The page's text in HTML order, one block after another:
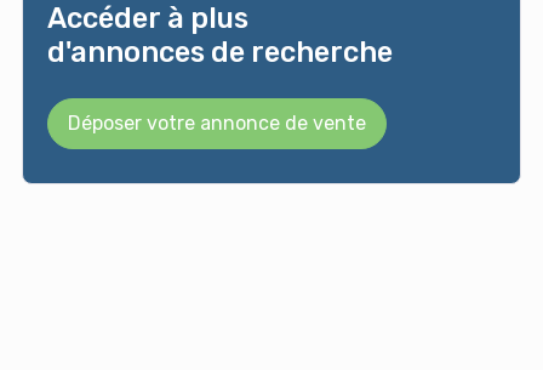
Accéder à plus
d'annonces de recherche
Déposer votre annonce de vente